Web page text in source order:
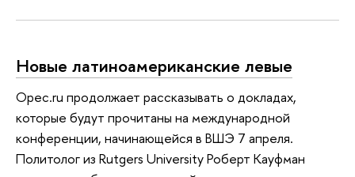
Новые латиноамериканские левые
Opec.ru продолжает рассказывать о докладах,
которые будут прочитаны на международной
конференции, начинающейся в ВШЭ 7 апреля.
Политолог из Rutgers University Роберт Кауфман